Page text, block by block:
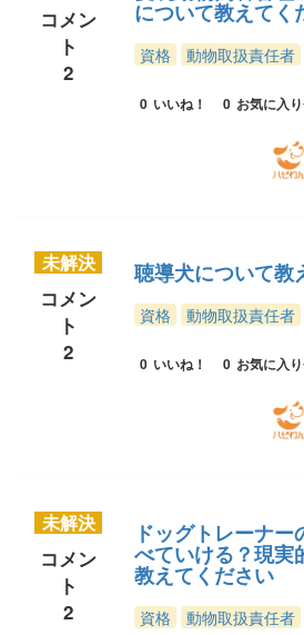
コメン
ト
2
について教えてく
資格 動物取扱責任者
0 いいね！ 0 お気に入
未解決
コメン
ト
2
聴導犬について教
資格 動物取扱責任者
0 いいね！ 0 お気に入
未解決
コメン
ト
2
ドッグトレーナ
べていける？現実
教えてください
資格 動物取扱責任者